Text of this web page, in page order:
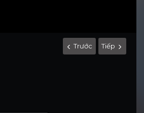
Trước Tiếp